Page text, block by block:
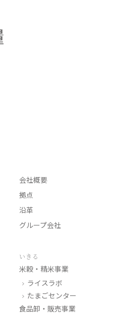
会社概要
拠点
沿革
グループ会社
いきる
米穀・精米事業
ライスラボ
たまごセンター
食品卸・販売事業